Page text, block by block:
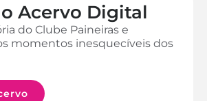
Acervo Digital
do Clube Paineiras e
momentos inesquecíveis dos